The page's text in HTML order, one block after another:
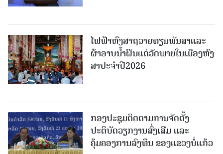
ໄຟຟ້າຫົງສາຖວາຍທຽນພັນສາແລະ
ຜ້າອາບນໍ້າຝົນແດ່ວັດພາຍໃນເມືອງຫົງ
ສາປະຈໍາປີ2026
ກອງປະຊຸມຕິດຕາມການຈັດຕັ້ງ
ປະຕິບັດວຽກງານສົ່ງເສີມ ແລະ
ຄຸ້ມຄອງການລົງທຶນ ຂອງແຂວງບໍ່ແກ້ວ